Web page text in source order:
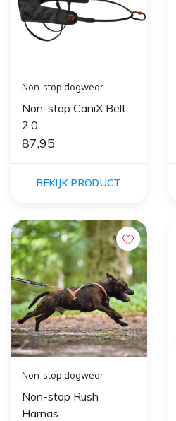
Non-stop dogwear
Non-stop CaniX Belt
2.0
87,95
BEKIJK PRODUCT
Non-stop dogwear
Non-stop Rush
Harnas